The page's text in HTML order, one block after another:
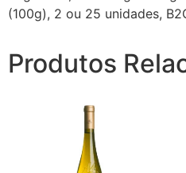
(100g), 2 ou 25 unidades,
Produtos